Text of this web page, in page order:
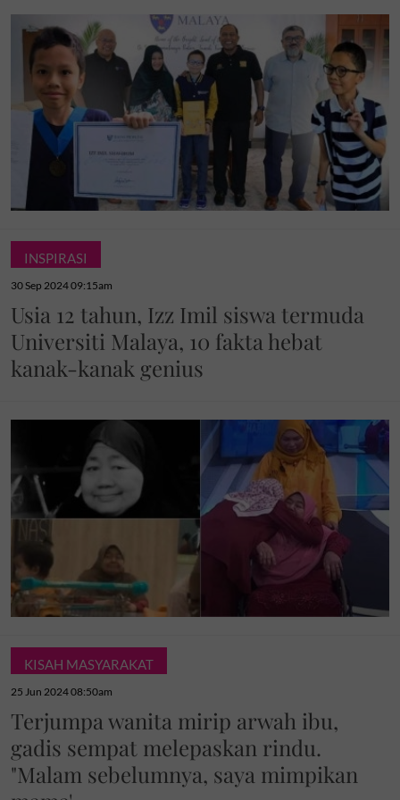
INSPIRASI
30 Sep 2024 09:15am
Usia 12 tahun, Izz Imil siswa termuda
Universiti Malaya, 10 fakta hebat
kanak-kanak genius
KISAH MASYARAKAT
25 Jun 2024 08:50am
Terjumpa wanita mirip arwah ibu,
gadis sempat melepaskan rindu.
"Malam sebelumnya, saya mimpikan